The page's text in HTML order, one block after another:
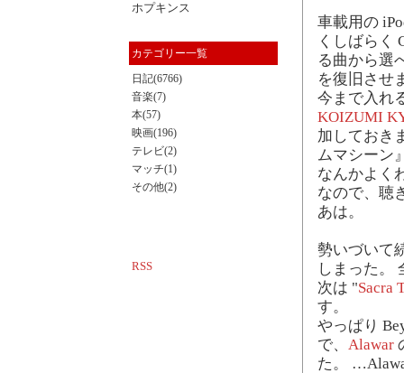
ホプキンス
カテゴリー一覧
日記(6766)
音楽(7)
本(57)
映画(196)
テレビ(2)
マッチ(1)
その他(2)
RSS
車載用の
くしばらく
る曲から選
を復旧させ
今まで入れ
KOIZUMI
加しておき
ムマシーン
なんかよく
なので、聴
あは。
勢いづいて
しまった。
次は "Sacra
す。
やっぱり
で、 Alawar
た。